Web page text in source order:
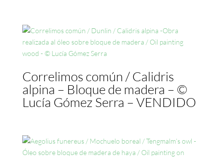
Correlimos común / Calidris
alpina – Bloque de madera – ©
Lucía Gómez Serra – VENDIDO